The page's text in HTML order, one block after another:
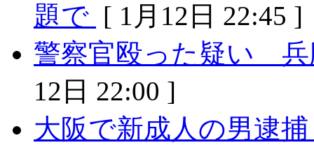
題で [ 1月12日 22:45 ]
警察官殴った疑い 兵
12日 22:00 ]
大阪で新成人の男逮